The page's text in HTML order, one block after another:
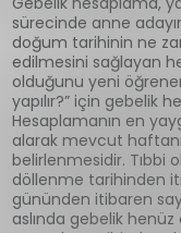
sürecinde anne
doğum tarihinin ne
edilmesini sağlayan
olduğunu yeni
yapılır?” için gebelik
Hesaplamanın en
alarak mevcut
belirlenmesidir. Tıbbi
döllenme tarihinden
gününden itibaren
aslında gebelik